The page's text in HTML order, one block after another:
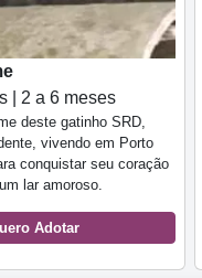
| 2 a 6 meses
deste gatinho SRD,
vivendo em Porto
conquistar seu coração
lar amoroso.
Adotar